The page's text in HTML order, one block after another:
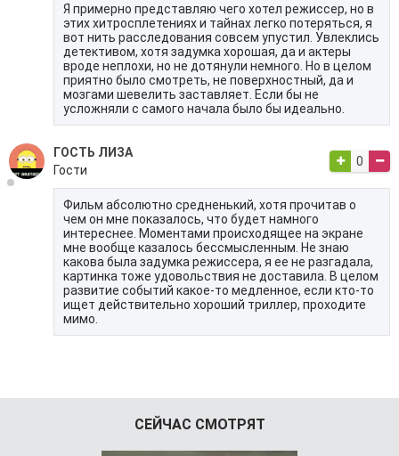
Я примерно представляю чего хотел режиссер, но в
этих хитросплетениях и тайнах легко потеряться, я
вот нить расследования совсем упустил. Увлеклись
детективом, хотя задумка хорошая, да и актеры
вроде неплохи, но не дотянули немного. Но в целом
приятно было смотреть, не поверхностный, да и
мозгами шевелить заставляет. Если бы не
усложняли с самого начала было бы идеально.
ГОСТЬ ЛИЗА
Гости
0
Фильм абсолютно средненький, хотя прочитав о
чем он мне показалось, что будет намного
интереснее. Моментами происходящее на экране
мне вообще казалось бессмысленным. Не знаю
какова была задумка режиссера, я ее не разгадала,
картинка тоже удовольствия не доставила. В целом
развитие событий какое-то медленное, если кто-то
ищет действительно хороший триллер, проходите
мимо.
СЕЙЧАС СМОТРЯТ